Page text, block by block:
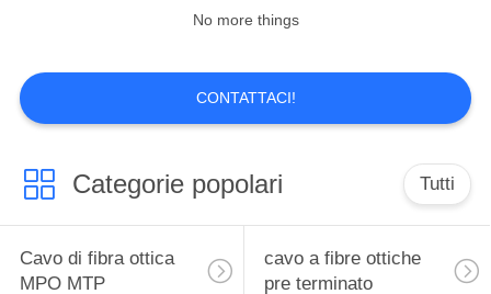
No more things
CONTATTACI!
Categorie popolari Tutti
Cavo di fibra ottica
MPO MTP
cavo a fibre ottiche
pre terminato